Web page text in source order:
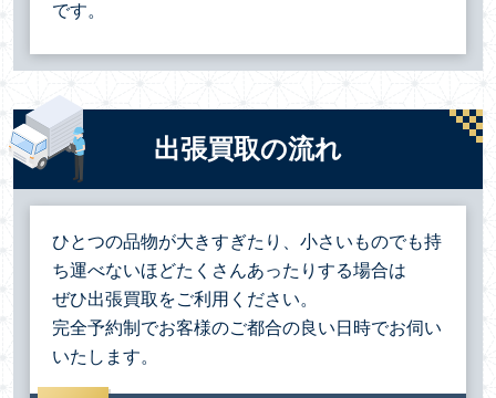
です。
出張買取の流れ
ひとつの品物が大きすぎたり、小さいものでも持
ち運べないほどたくさんあったりする場合は
ぜひ出張買取をご利用ください。
完全予約制でお客様のご都合の良い日時でお伺い
いたします。